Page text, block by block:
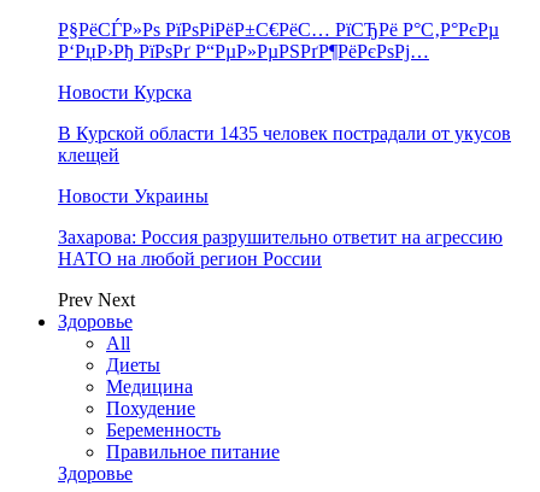
Р§РёСЃР»Рѕ РїРѕРіРёР±С€РёС… РїСЂРё Р°С‚Р°РєРµ
Р‘РџР›Рђ РїРѕРґ Р“РµР»РµРЅРґР¶РёРєРѕРј…
Новости Курска
В Курской области 1435 человек пострадали от укусов
клещей
Новости Украины
Захарова: Россия разрушительно ответит на агрессию
НАТО на любой регион России
Prev Next
Здоровье
All
Диеты
Медицина
Похудение
Беременность
Правильное питание
Здоровье